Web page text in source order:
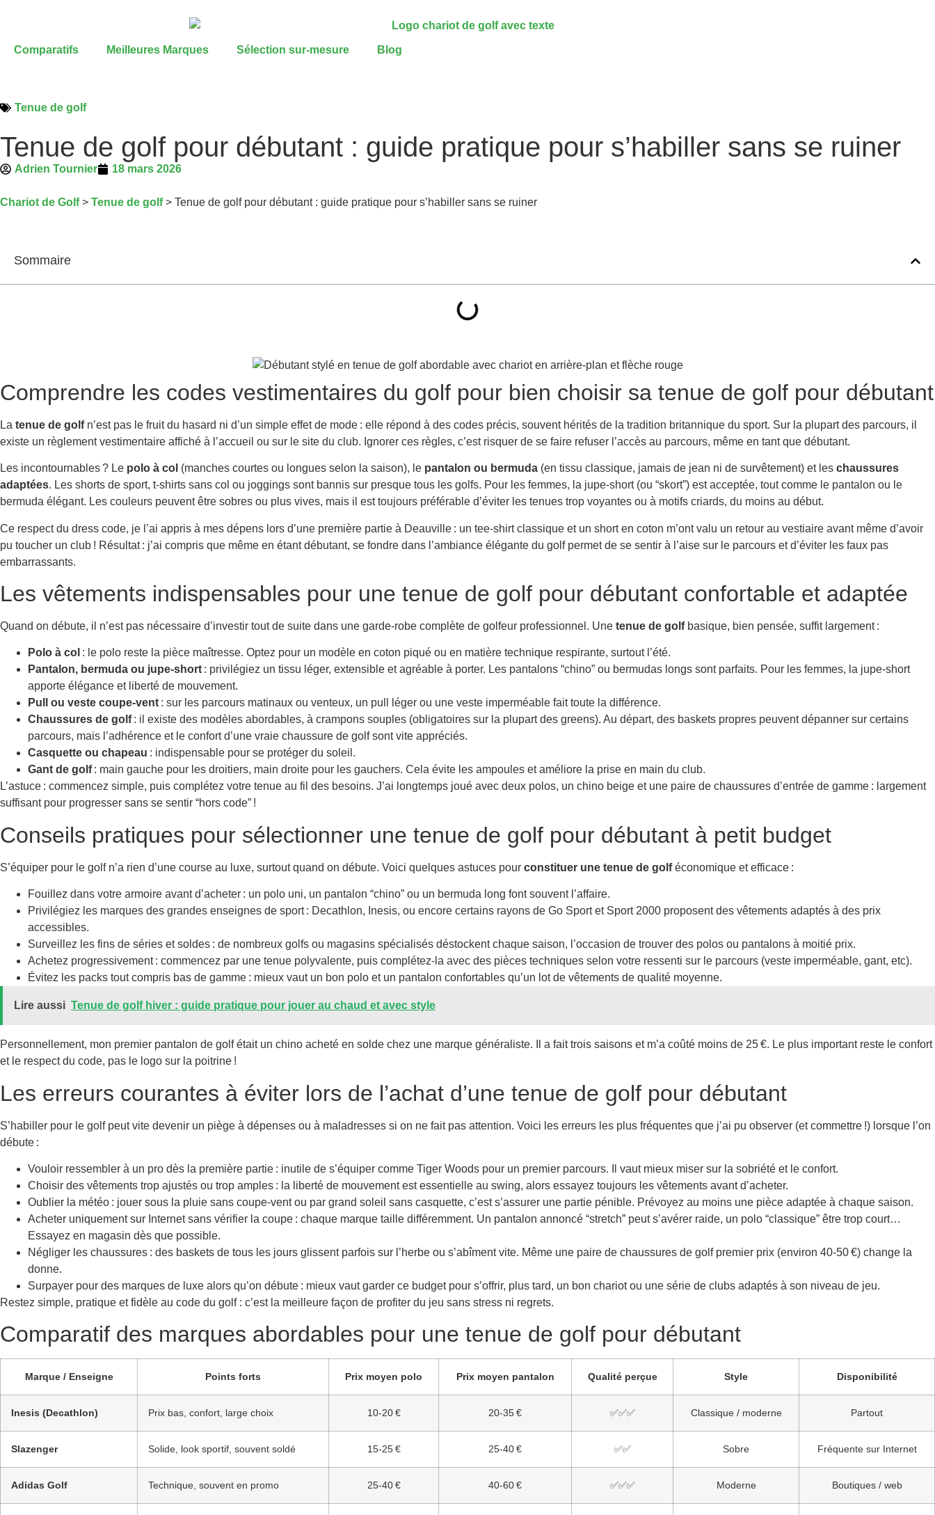
Comparatifs Meilleures Marques Sélection sur-mesure Blog
Tenue de golf
Tenue de golf pour débutant : guide pratique pour s’habiller sans se ruiner
Adrien Tournier 18 mars 2026
Chariot de Golf> Tenue de golf> Tenue de golf pour débutant : guide pratique pour s’habiller sans se ruiner
Sommaire
Comprendre les codes vestimentaires du golf pour bien choisir sa tenue de golf pour débutant
La tenue de golfn’est pas le fruit du hasard ni d’un simple effet de mode : elle répond à des codes précis, souvent hérités de la tradition britannique du sport. Sur la plupart des parcours, il
existe un règlement vestimentaire affiché à l’accueil ou sur le site du club. Ignorer ces règles, c’est risquer de se faire refuser l’accès au parcours, même en tant que débutant.
Les incontournables ? Le polo à col (manches courtes ou longues selon la saison), le pantalon ou bermuda (en tissu classique, jamais de jean ni de survêtement) et les chaussures
adaptées. Les shorts de sport, t-shirts sans col ou joggings sont bannis sur presque tous les golfs. Pour les femmes, la jupe-short (ou “skort”) est acceptée, tout comme le pantalon ou le
bermuda élégant. Les couleurs peuvent être sobres ou plus vives, mais il est toujours préférable d’éviter les tenues trop voyantes ou à motifs criards, du moins au début.
Ce respect du dress code, je l’ai appris à mes dépens lors d’une première partie à Deauville : un tee-shirt classique et un short en coton m’ont valu un retour au vestiaire avant même d’avoir
pu toucher un club ! Résultat : j’ai compris que même en étant débutant, se fondre dans l’ambiance élégante du golf permet de se sentir à l’aise sur le parcours et d’éviter les faux pas
embarrassants.
Les vêtements indispensables pour une tenue de golf pour débutant confortable et adaptée
Quand on débute, il n’est pas nécessaire d’investir tout de suite dans une garde-robe complète de golfeur professionnel. Une tenue de golfbasique, bien pensée, suffit largement :
Polo à col : le polo reste la pièce maîtresse. Optez pour un modèle en coton piqué ou en matière technique respirante, surtout l’été.
Pantalon, bermuda ou jupe-short : privilégiez un tissu léger, extensible et agréable à porter. Les pantalons “chino” ou bermudas longs sont parfaits. Pour les femmes, la jupe-short
apporte élégance et liberté de mouvement.
Pull ou veste coupe-vent : sur les parcours matinaux ou venteux, un pull léger ou une veste imperméable fait toute la différence.
Chaussures de golf: il existe des modèles abordables, à crampons souples (obligatoires sur la plupart des greens). Au départ, des baskets propres peuvent dépanner sur certains
parcours, mais l’adhérence et le confort d’une vraie chaussure de golf sont vite appréciés.
Casquette ou chapeau : indispensable pour se protéger du soleil.
Gant de golf: main gauche pour les droitiers, main droite pour les gauchers. Cela évite les ampoules et améliore la prise en main du club.
L’astuce : commencez simple, puis complétez votre tenue au fil des besoins. J’ai longtemps joué avec deux polos, un chino beige et une paire de chaussures d’entrée de gamme : largement
suffisant pour progresser sans se sentir “hors code” !
Conseils pratiques pour sélectionner une tenue de golf pour débutant à petit budget
S’équiper pour le golf n’a rien d’une course au luxe, surtout quand on débute. Voici quelques astuces pour constituer une tenue de golféconomique et efficace :
Fouillez dans votre armoire avant d’acheter : un polo uni, un pantalon “chino” ou un bermuda long font souvent l’affaire.
Privilégiez les marques des grandes enseignes de sport : Decathlon, Inesis, ou encore certains rayons de Go Sport et Sport 2000 proposent des vêtements adaptés à des prix
accessibles.
Surveillez les fins de séries et soldes : de nombreux golfs ou magasins spécialisés déstockent chaque saison, l’occasion de trouver des polos ou pantalons à moitié prix.
Achetez progressivement : commencez par une tenue polyvalente, puis complétez-la avec des pièces techniques selon votre ressenti sur le parcours (veste imperméable, gant, etc).
Évitez les packs tout compris bas de gamme : mieux vaut un bon polo et un pantalon confortables qu’un lot de vêtements de qualité moyenne.
Lire aussi Tenue de golf hiver : guide pratique pour jouer au chaud et avec style
Personnellement, mon premier pantalon de golf était un chino acheté en solde chez une marque généraliste. Il a fait trois saisons et m’a coûté moins de 25 €. Le plus important reste le confort
et le respect du code, pas le logo sur la poitrine !
Les erreurs courantes à éviter lors de l’achat d’une tenue de golf pour débutant
S’habiller pour le golf peut vite devenir un piège à dépenses ou à maladresses si on ne fait pas attention. Voici les erreurs les plus fréquentes que j’ai pu observer (et commettre !) lorsque l’on
débute :
Vouloir ressembler à un pro dès la première partie : inutile de s’équiper comme Tiger Woods pour un premier parcours. Il vaut mieux miser sur la sobriété et le confort.
Choisir des vêtements trop ajustés ou trop amples : la liberté de mouvement est essentielle au swing, alors essayez toujours les vêtements avant d’acheter.
Oublier la météo : jouer sous la pluie sans coupe-vent ou par grand soleil sans casquette, c’est s’assurer une partie pénible. Prévoyez au moins une pièce adaptée à chaque saison.
Acheter uniquement sur Internet sans vérifier la coupe : chaque marque taille différemment. Un pantalon annoncé “stretch” peut s’avérer raide, un polo “classique” être trop court…
Essayez en magasin dès que possible.
Négliger les chaussures : des baskets de tous les jours glissent parfois sur l’herbe ou s’abîment vite. Même une paire de chaussures de golf premier prix (environ 40-50 €) change la
donne.
Surpayer pour des marques de luxe alors qu’on débute : mieux vaut garder ce budget pour s’offrir, plus tard, un bon chariot ou une série de clubs adaptés à son niveau de jeu.
Restez simple, pratique et fidèle au code du golf : c’est la meilleure façon de profiter du jeu sans stress ni regrets.
Comparatif des marques abordables pour une tenue de golf pour débutant
Marque / Enseigne Points forts Prix moyen polo Prix moyen pantalon Qualité perçue Style Disponibilité
Inesis (Decathlon) Prix bas, confort, large choix 10-20 € 20-35 € ✅✅✅ Classique / moderne Partout
Slazenger Solide, look sportif, souvent soldé 15-25 € 25-40 € ✅✅ Sobre Fréquente sur Internet
Adidas Golf Technique, souvent en promo 25-40 € 40-60 € ✅✅✅ Moderne Boutiques / web